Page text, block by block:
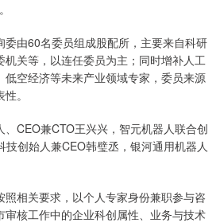
由60名委员组成股配所，主要来自科研
关等，以连任委员为主；同时增补人工
低空经济等未来产业领域专家，委员来源
。
CEO兼CTO王兴兴，智元机器人联合创
技创始人兼CEO韩璧丞，银河通用机器人
相关要求，以个人专家身份兼职参与咨
核工作中的企业科创属性、业务与技术